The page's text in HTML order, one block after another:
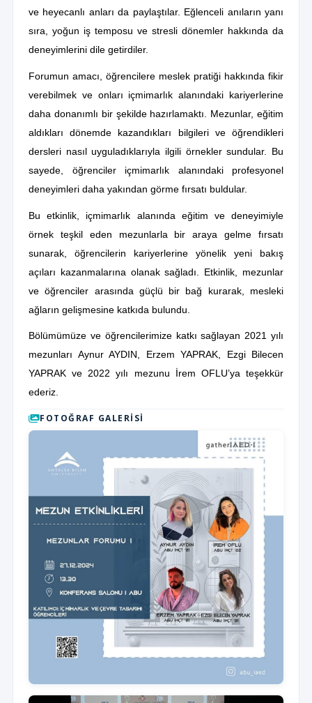
ve heyecanlı anları da paylaştılar. Eğlenceli anıların yanı
sıra, yoğun iş temposu ve stresli dönemler hakkında da
deneyimlerini dile getirdiler.
Forumun amacı, öğrencilere meslek pratiği hakkında fikir
verebilmek ve onları içmimarlık alanındaki kariyerlerine
daha donanımlı bir şekilde hazırlamaktı. Mezunlar, eğitim
aldıkları dönemde kazandıkları bilgileri ve öğrendikleri
dersleri nasıl uyguladıklarıyla ilgili örnekler sundular. Bu
sayede, öğrenciler içmimarlık alanındaki profesyonel
deneyimleri daha yakından görme fırsatı buldular.
Bu etkinlik, içmimarlık alanında eğitim ve deneyimiyle
örnek teşkil eden mezunlarla bir araya gelme fırsatı
sunarak, öğrencilerin kariyerlerine yönelik yeni bakış
açıları kazanmalarına olanak sağladı. Etkinlik, mezunlar
ve öğrenciler arasında güçlü bir bağ kurarak, mesleki
ağların gelişmesine katkıda bulundu.
Bölümümüze ve öğrencilerimize katkı sağlayan 2021 yılı
mezunları Aynur AYDIN, Erzem YAPRAK, Ezgi Bilecen
YAPRAK ve 2022 yılı mezunu İrem OFLU’ya teşekkür
ederiz.
FOTOĞRAF GALERISI